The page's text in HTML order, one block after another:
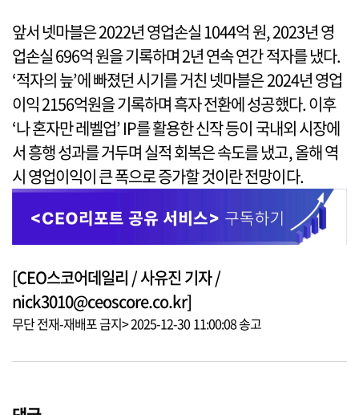
앞서 넷마블은 2022년 영업손실 1044억 원, 2023년 영
업손실 696억 원을 기록하며 2년 연속 연간 적자를 냈다.
‘적자의 늪’에 빠졌던 시기를 거친 넷마블은 2024년 영업
이익 2156억원을 기록하며 흑자 전환에 성공했다. 이후
‘나 혼자만 레벨업’ IP를 활용한 신작 등이 국내외 시장에
서 흥행 성과를 거두며 실적 회복은 속도를 냈고, 올해 역
시 영업이익이 큰 폭으로 증가할 것이란 전망이다.
[CEO스코어데일리 / 사유진 기자 /
nick3010@ceoscore.co.kr]
무단 전재-재배포 금지> 2025-12-30 11:00:08 송고